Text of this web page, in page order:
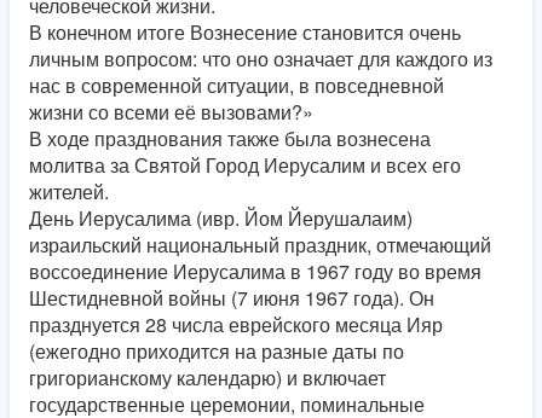
В конечном итоге Вознесение становится очень
личным вопросом: что оно означает для каждого из
нас в современной ситуации, в повседневной
жизни со всеми её вызовами?»
В ходе празднования также была вознесена
молитва за Святой Город Иерусалим и всех его
жителей.
День Иерусалима (ивр. Йом Йерушалаим)
израильский национальный праздник, отмечающий
воссоединение Иерусалима в 1967 году во время
Шестидневной войны (7 июня 1967 года). Он
празднуется 28 числа еврейского месяца Ияр
(ежегодно приходится на разные даты по
григорианскому календарю) и включает
государственные церемонии, поминальные